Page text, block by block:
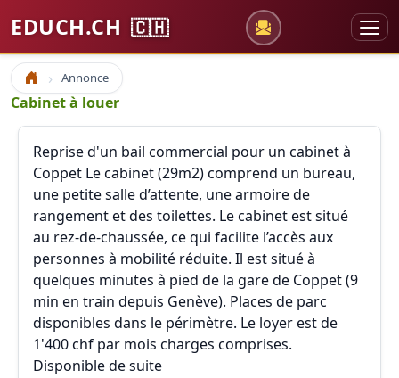
EDUCH.CH 🇨🇭
Accueil Annonce
Cabinet à louer
Reprise d'un bail commercial pour un cabinet à
Coppet Le cabinet (29m2) comprend un bureau,
une petite salle d’attente, une armoire de
rangement et des toilettes. Le cabinet est situé
au rez-de-chaussée, ce qui facilite l’accès aux
personnes à mobilité réduite. Il est situé à
quelques minutes à pied de la gare de Coppet (9
min en train depuis Genève). Places de parc
disponibles dans le périmètre. Le loyer est de
1'400 chf par mois charges comprises.
Disponible de suite